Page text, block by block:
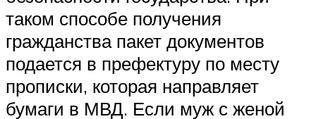
таком способе получения
гражданства пакет документов
подается в префектуру по месту
прописки, которая направляет
бумаги в МВД. Если муж с женой